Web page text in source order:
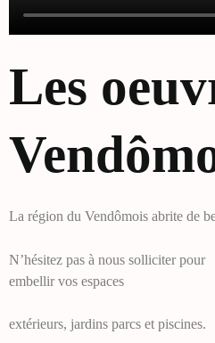
Les
La région du Vendômois abrite de
N’hésitez pas à nous solliciter pour
embellir vos espaces
extérieurs, jardins parcs et piscines.